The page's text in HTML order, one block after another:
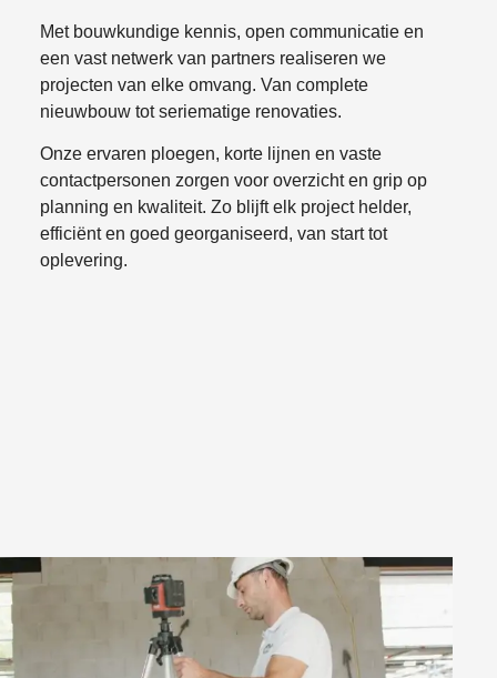
Met bouwkundige kennis, open communicatie en
een vast netwerk van partners realiseren we
projecten van elke omvang. Van complete
nieuwbouw tot seriematige renovaties.
Onze ervaren ploegen, korte lijnen en vaste
contactpersonen zorgen voor overzicht en grip op
planning en kwaliteit. Zo blijft elk project helder,
efficiënt en goed georganiseerd, van start tot
oplevering.